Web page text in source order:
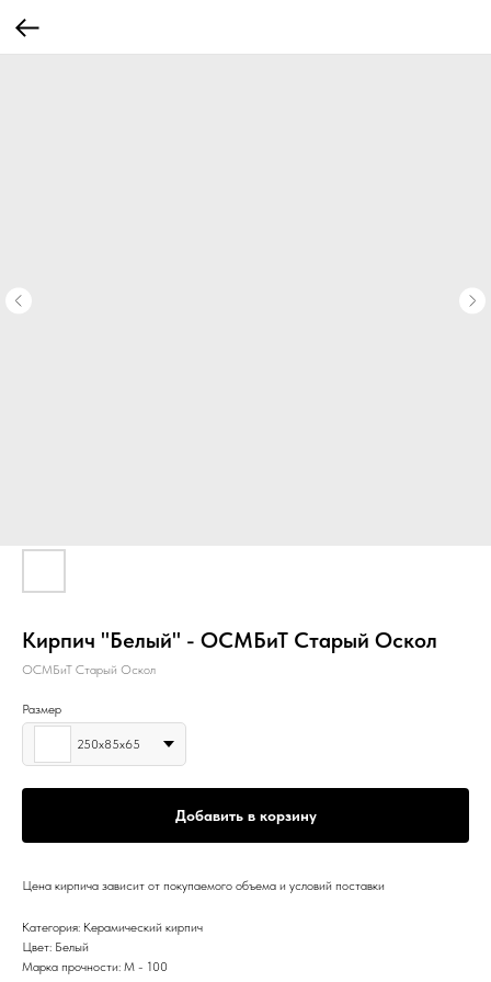
Кирпич "Белый" - ОСМБиТ Старый Оскол
ОСМБиТ Cтарый Оскол
Размер
250х85х65
Добавить в корзину
Цена кирпича зависит от покупаемого объема и условий поставки
Категория: Керамический кирпич
Цвет: Белый
Марка прочности: M - 100